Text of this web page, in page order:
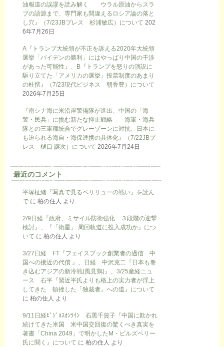
油報道の誤謬を読み解く ウラル原油からスラ
ブの語源まで、専門家も間違えるロシア論の落と
し穴』（7/23JBプレス 杉浦敏広）について 202
6年7月26日
A『トランプ大統領が不正を訴える2020年大統領
選挙「バイデンの勝利」にはやっぱり中国の干渉
があった可能性』、B『トランプを怒りの演説に
駆り立てた「アメリカの選挙」投票制度のあまり
の杜撰』（7/23現代ビジネス 朝香豊）について
2026年7月25日
『南シナ海に米沿岸警備隊が進出、中国の「海
警・民兵」に挑む新たな抑止戦略 海軍・海兵
隊との三軍種統合でグレーゾーンに対抗、日本に
も迫られる海自・海保連携の具体化』（7/22JBプ
レス 樋口 譲次）について 2026年7月24日
最近のコメント
平塚柾緒『写真で見るペリリューの戦い』を読ん
で に 柏の住人 より
2/9日経『政府、ミサイル防衛強化 ３段階の迎撃
検討』、『「衛星」 周回軌道に投入成功か』につ
いて に 柏の住人 より
3/27日経 FT『フェイスブック創業者の過信 中
国への接近の代償 』、日経 中沢克二『日本も巻
き込むアジアの新冷戦(風見鶏)』、3/25産経ニュ
ース 石平『習近平氏よりも格上の実力者が浮上
してきた 頓挫した「独裁者」への道』について
に 柏の住人 より
9/11日経ﾋﾞｼﾞﾈｽｵﾝﾗｲﾝ 石黒千賀子『中国に欺かれ
続けてきた米国 米中国交回復の驚くべき真実を
著書「China 2049」で明かしたM・ピルズベリー
氏に聞く』について に 柏の住人 より